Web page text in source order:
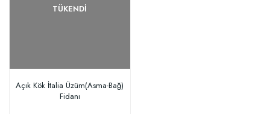
TÜKENDI
Açık Kök İtalia Üzüm(Asma-Bağ)
Fidanı